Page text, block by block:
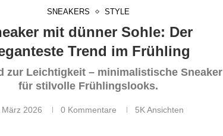
SNEAKERS STYLE
mit dünner Sohle: Der
Trend im Frühling
zur Leichtigkeit – minimalistische Sneaker
für stilvolle Frühlingslooks.
März 2026 0 Kommentare 5KAnsichten